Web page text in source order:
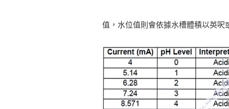
值，水位值則會依據水槽體積以英